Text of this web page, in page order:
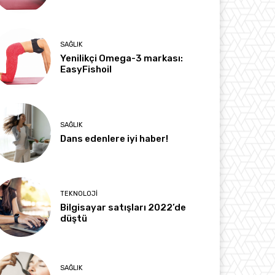
SAĞLIK
Yenilikçi Omega-3 markası:
EasyFishoil
SAĞLIK
Dans edenlere iyi haber!
TEKNOLOJI
Bilgisayar satışları 2022’de
düştü
SAĞLIK